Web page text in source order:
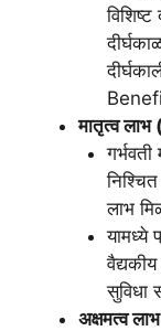
मातृत्व
लाभ
यामध्ये
सुविधा
अक्षमत्व